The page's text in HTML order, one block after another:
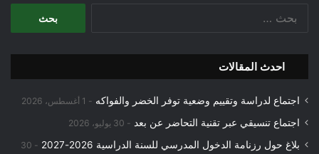
احدث المقالات
اجتماع لدراسة وتقييم وضعية توفر الخضر والفواكه 1 أغسطس، 2026
اجتماع تنسيقي عبر تقنية التحاضر عن بعد 30 يوليو، 2026
بلاغ حول رزنامة الدخول المدرسي للسنة الدراسية 2026-2027
30